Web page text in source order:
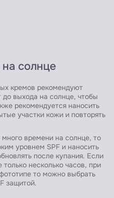
солнце
кремов рекомендуют
выхода на солнце, чтобы
рекомендуется наносить
участки кожи и повторять
времени на солнце, то
уровнем SPF и наносить
после купания. Если
несколько часов, при
то можно выбрать
защитой.